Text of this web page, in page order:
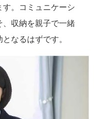
。コミュニケーシ
、収納を親子で一緒
なるはずです。